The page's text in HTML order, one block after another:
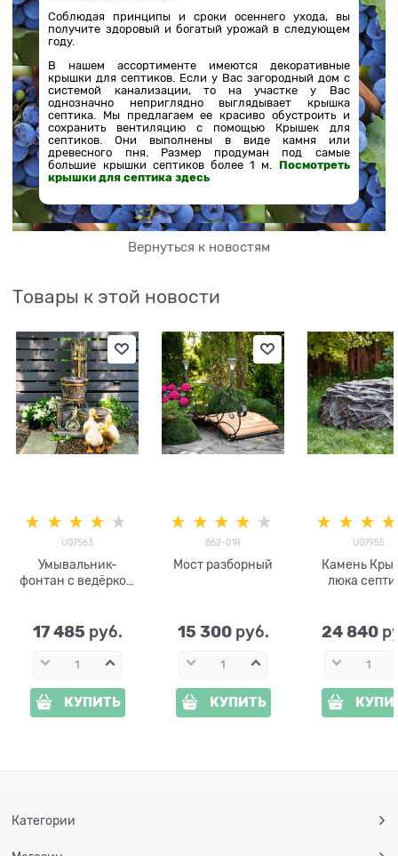
Соблюдая принципы и сроки осеннего ухода, вы
получите здоровый и богатый урожай в следующем
году.
В нашем ассортименте имеются декоративные
крышки для септиков. Если у Вас загородный дом с
системой канализации, то на участке у Вас
однозначно неприглядно выглядывает крышка
септика. Мы предлагаем ее красиво обустроить и
сохранить вентиляцию с помощью Крышек для
септиков. Они выполнены в виде камня или
древесного пня. Размер продуман под самые
большие крышки септиков более 1 м. Посмотреть
крышки для септика здесь
Вернуться к новостям
Товары к этой новости
U07563
Умывальник-
фонтан с ведёрком
17 485 руб.
КУПИТЬ
862-01R
Мост разборный
15 300 руб.
КУПИТЬ
U07955
Камень
люка
24 840
Категории